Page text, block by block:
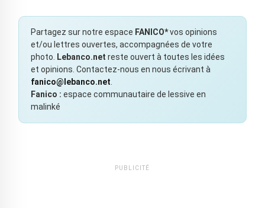
Partagez sur notre espace FANICO*vos opinions
et/ou lettres ouvertes, accompagnées de votre
photo.
Lebanco.net reste ouvert à toutes les idées
et opinions. Contactez-nous en nous écrivant à
fanico@lebanco.net
Fanico : espace communautaire de lessive en
malinké
PUBLICITÉ